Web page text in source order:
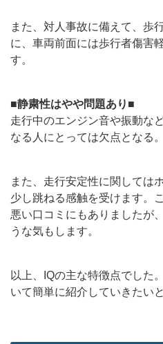
また、対人事故に備えて、歩
に、車両前面には歩行者傷害
す。
■静粛性はやや問題あり■
走行中のエンジン音や振動な
なる人にとっては欠点となる。
また、走行安定性に関しては
少し跳ねる感触を受けます。
悪い口コミにもありましたが
うな気もします。
以上、IQの主な特徴点でした
いて簡単に紹介していきたい